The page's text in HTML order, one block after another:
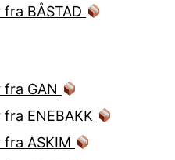
BÅSTAD
fra GAN
ENEBAKK
fra ASKIM